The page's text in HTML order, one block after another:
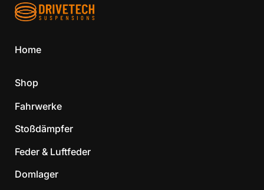
Home
Shop
Fahrwerke
Stoßdämpfer
Feder & Luftfeder
Domlager